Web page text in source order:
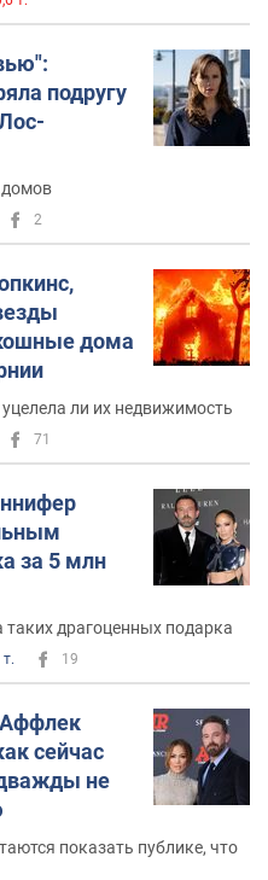
подругу
2
дома
ли их недвижимость
71
за 5 млн
драгоценных подарка
19
сейчас
не
показать публике, что